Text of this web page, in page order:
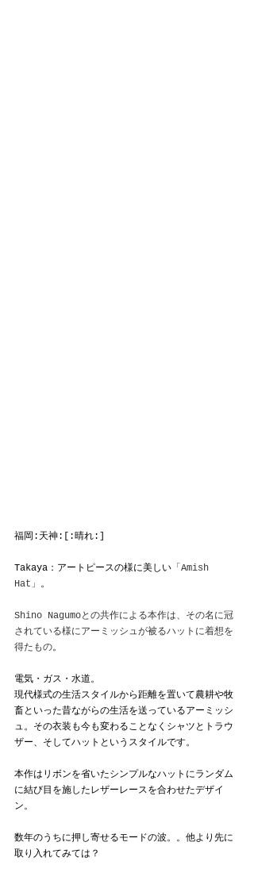
福岡:天神:[:晴れ:]
Takaya：アートピースの様に美しい 「Amish
Hat」 。
Shino Nagumoとの共作による本作は、その名に冠
されている様にアーミッシュが被るハットに着想を
得たもの。
電気・ガス・水道。
現代様式の生活スタイルから距離を置いて農耕や牧
畜といった昔ながらの生活を送っているアーミッシ
ュ。その衣装も今も変わることなくシャツとトラウ
ザー、そしてハットというスタイルです。
本作はリボンを省いたシンプルなハットにランダム
に結び目を施したレザーレースを合わせたデザイ
ン。
数年のうちに押し寄せるモードの波。。他より先に
取り入れてみては？